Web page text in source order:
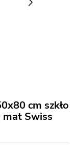
cm szkło
Swiss